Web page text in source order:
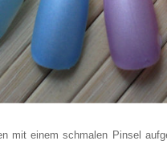
mit einem schmalen Pinsel